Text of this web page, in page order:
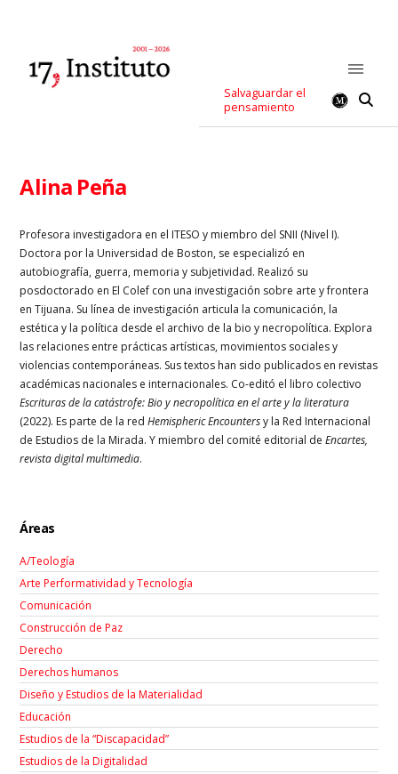
Salvaguardar el
pensamiento
Alina Peña
Profesora investigadora en el ITESO y miembro del SNII (Nivel I).
Doctora por la Universidad de Boston, se especializó en
autobiografía, guerra, memoria y subjetividad. Realizó su
posdoctorado en El Colef con una investigación sobre arte y frontera
en Tijuana. Su línea de investigación articula la comunicación, la
estética y la política desde el archivo de la bio y necropolítica. Explora
las relaciones entre prácticas artísticas, movimientos sociales y
violencias contemporáneas. Sus textos han sido publicados en revistas
académicas nacionales e internacionales. Co-editó el libro colectivo
Escrituras de la catástrofe: Bio y necropolítica en el arte y la literatura
(2022). Es parte de la redHemispheric Encountersy la Red Internacional
de Estudios de la Mirada. Y miembro del comité editorial de Encartes,
revista digital multimedia.
Áreas
A/Teología
Arte Performatividad y Tecnología
Comunicación
Construcción de Paz
Derecho
Derechos humanos
Diseño y Estudios de la Materialidad
Educación
Estudios de la “Discapacidad”
Estudios de la Digitalidad